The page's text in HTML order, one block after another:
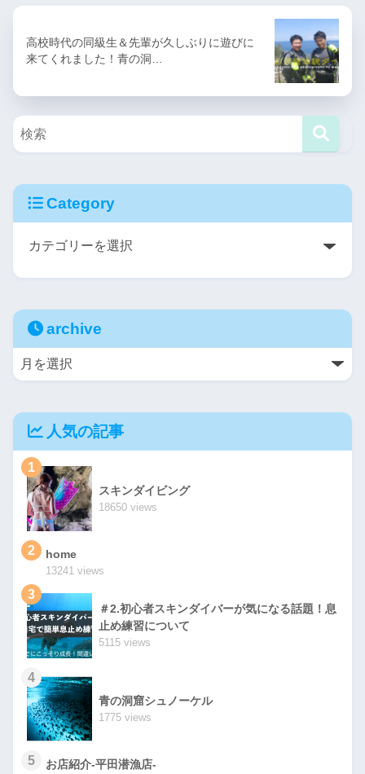
高校時代の同級生＆先輩が久しぶりに遊びに
来てくれました！青の洞…
Category
archive
人気の記事
1
スキンダイビング
18650 views
2 home
13241 views
3
＃2.初心者スキンダイバーが気になる話題！息
止め練習について
5115 views
4
青の洞窟シュノーケル
1775 views
5 お店紹介-平田潜漁店-